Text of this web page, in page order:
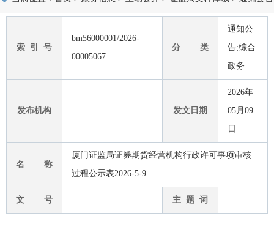
索 引 号
bm56000001/2026-
00005067
分 类
通知公
告;综合
政务
发布机构 发文日期
2026年
05月09
日
名 称
厦门证监局证券期货经营机构行政许可事项审核
过程公示表2026-5-9
文 号 主 题 词